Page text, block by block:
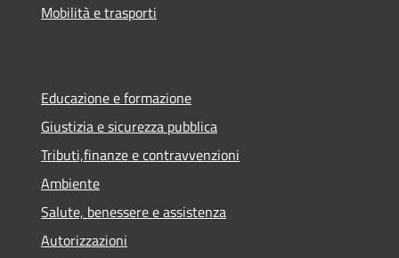
Mobilità e trasporti
Educazione e formazione
Giustizia e sicurezza pubblica
Tributi,finanze e contravvenzioni
Ambiente
Salute, benessere e assistenza
Autorizzazioni